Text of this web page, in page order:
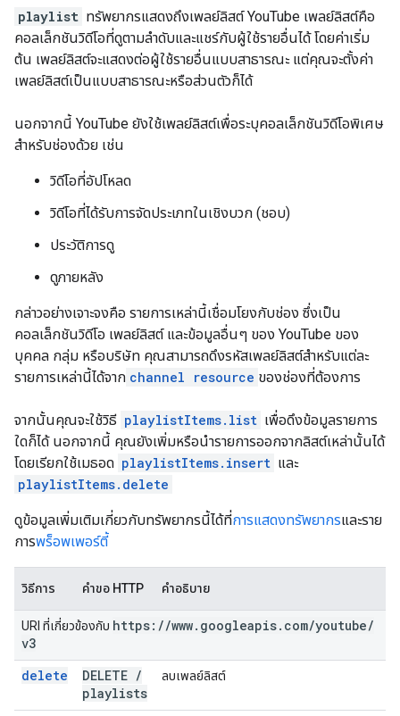
playlist ทรัพยากรแสดงถึงเพลย์ลิสต์ YouTube เพลย์ลิสต์คือ
คอลเล็กชันวิดีโอที่ดูตามลำดับและแชร์กับผู้ใช้รายอื่นได้ โดยค่าเริ่ม
ต้น เพลย์ลิสต์จะแสดงต่อผู้ใช้รายอื่นแบบสาธารณะ แต่คุณจะตั้งค่า
เพลย์ลิสต์เป็นแบบสาธารณะหรือส่วนตัวก็ได้
นอกจากนี้ YouTube ยังใช้เพลย์ลิสต์เพื่อระบุคอลเล็กชันวิดีโอพิเศษ
สำหรับช่องด้วย เช่น
วิดีโอที่อัปโหลด
วิดีโอที่ได้รับการจัดประเภทในเชิงบวก (ชอบ)
ประวัติการดู
ดูภายหลัง
กล่าวอย่างเจาะจงคือ รายการเหล่านี้เชื่อมโยงกับช่อง ซึ่งเป็น
คอลเล็กชันวิดีโอ เพลย์ลิสต์ และข้อมูลอื่นๆ ของ YouTube ของ
บุคคล กลุ่ม หรือบริษัท คุณสามารถดึงรหัสเพลย์ลิสต์สำหรับแต่ละ
รายการเหล่านี้ได้จาก channel resource ของช่องที่ต้องการ
จากนั้นคุณจะใช้วิธี playlistItems.list เพื่อดึงข้อมูลรายการ
ใดก็ได้ นอกจากนี้ คุณยังเพิ่มหรือนำรายการออกจากลิสต์เหล่านั้นได้
โดยเรียกใช้เมธอด playlistItems.insert และ
playlistItems.delete
ดูข้อมูลเพิ่มเติมเกี่ยวกับทรัพยากรนี้ได้ที่การแสดงทรัพยากรและราย
การพร็อพเพอร์ตี้
วิธีการ คำขอ HTTP คำอธิบาย
URI ที่เกี่ยวข้องกับ https: //www. googleapis. com/youtube/
v3
delete
DELETE /
playlists
ลบเพลย์ลิสต์